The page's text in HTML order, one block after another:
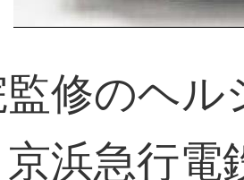
修のヘル
浜急行電